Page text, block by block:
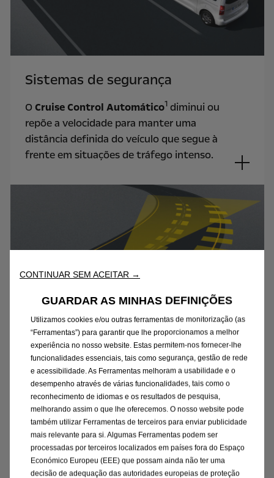
Sistemas de segurança
O Cruise Control Automático1diminui ou
repõe a velocidade para manter uma
distância definida do veículo que segue à
frente em situações de tráfego intenso.
Suporte ao condutor
OAlerta de Saída de Faixa1reconhece
quando o veículo está a sair da faixa de
rodagem e alerta o condutor através de
sinalização visual e sonora. É um dos vários
CONTINUAR SEM ACEITAR →
GUARDAR AS MINHAS DEFINIÇÕES
Utilizamos cookies e/ou outras ferramentas de monitorização (as
“Ferramentas”) para garantir que lhe proporcionamos a melhor
experiência no nosso website. Estas permitem-nos fornecer-lhe
funcionalidades essenciais, tais como segurança, gestão de rede
e acessibilidade. As Ferramentas melhoram a usabilidade e o
desempenho através de várias funcionalidades, tais como o
reconhecimento de idiomas e os resultados de pesquisa,
melhorando assim o que lhe oferecemos. O nosso website pode
também utilizar Ferramentas de terceiros para enviar publicidade
mais relevante para si. Algumas Ferramentas podem ser
processadas por terceiros localizados em países fora do Espaço
Económico Europeu (EEE) que possam ainda não ter uma
decisão de adequação das autoridades europeias de proteção